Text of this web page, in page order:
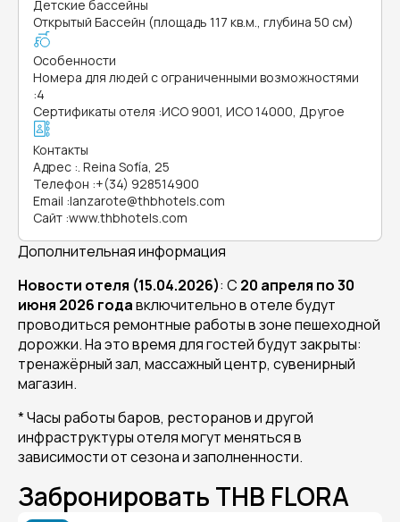
Детские бассейны
Открытый Бассейн (площадь 117 кв.м., глубина 50 см)
Особенности
Номера для людей с ограниченными возможностями
:4
Сертификаты отеля :ИСО 9001, ИСО 14000, Другое
Контакты
Адрес :. Reina Sofía, 25
Телефон :+(34) 928514900
Email :lanzarote@thbhotels.com
Сайт :www.thbhotels.com
Дополнительная информация
Новости отеля (15.04.2026): С 20 апреля по 30
июня 2026 годавключительно в отеле будут
проводиться ремонтные работы в зоне пешеходной
дорожки. На это время для гостей будут закрыты:
тренажёрный зал, массажный центр, сувенирный
магазин.
* Часы работы баров, ресторанов и другой
инфраструктуры отеля могут меняться в
зависимости от сезона и заполненности.
Забронировать THB FLORA